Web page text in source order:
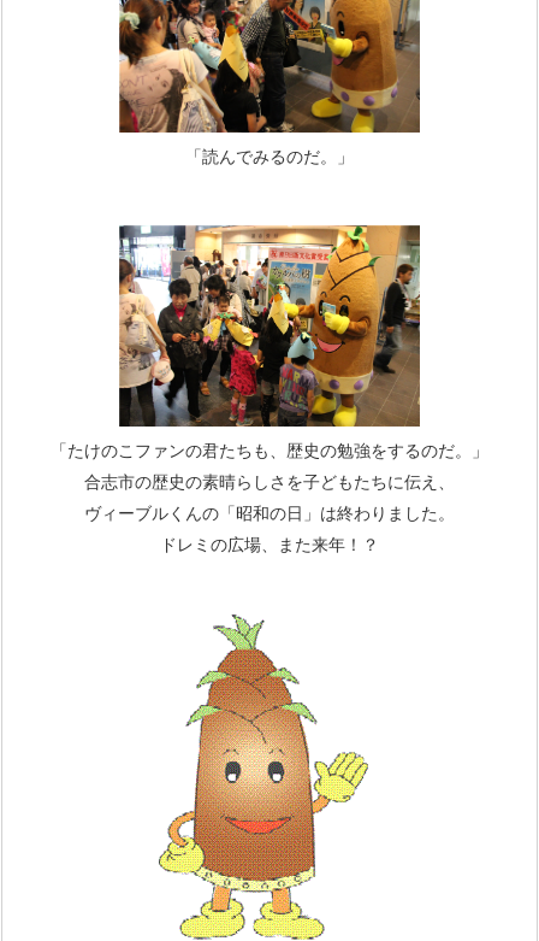
「読んでみるのだ。」
「たけのこファンの君たちも、歴史の勉強をするのだ。」
合志市の歴史の素晴らしさを子どもたちに伝え、
ヴィーブルくんの「昭和の日」は終わりました。
ドレミの広場、また来年！？